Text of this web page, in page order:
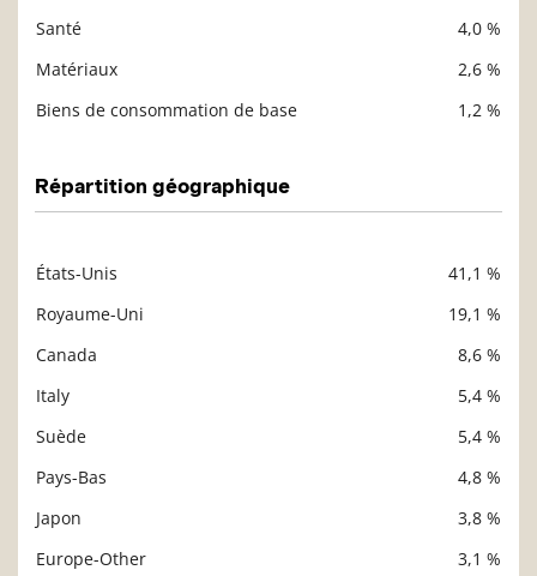
Santé
4,0 %
Matériaux
2,6 %
Biens de consommation de base
1,2 %
Répartition géographique
États-Unis
41,1 %
Royaume-Uni
19,1 %
Canada
8,6 %
Italy
5,4 %
Suède
5,4 %
Pays-Bas
4,8 %
Japon
3,8 %
Europe-Other
3,1 %